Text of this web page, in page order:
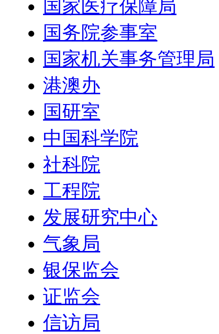
国家医疗保障局
国务院参事室
国家机关事务管理局
港澳办
国研室
中国科学院
社科院
工程院
发展研究中心
气象局
银保监会
证监会
信访局